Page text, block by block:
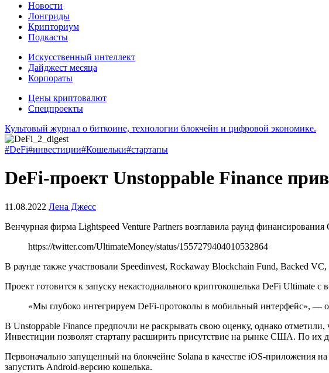
Новости
Лонгриды
Крипториум
Подкасты
Искусственный интеллект
Дайджест месяца
Корпораты
Цены криптовалют
Спецпроекты
Культовый журнал о биткоине, технологии блокчейн и цифровой экономике.
#DeFi#инвестиции#Кошельки#стартапы
DeFi-проект Unstoppable Finance
11.08.2022 Лена Джесс
Венчурная фирма Lightspeed Venture Partners возглавила раунд
https://twitter.com/UltimateMoney/status/1557279404010532864
В раунде также участвовали Speedinvest, Rockaway Blockchain Fund, Backed
Проект готовится к запуску некастодиального криптокошелька DeFi
«Мы глубоко интегрируем DeFi-протоколы в мобильный интерфейс», —
В Unstoppable Finance предпочли не раскрывать свою оценку, однако
Инвестиции позволят стартапу расширить присутствие на рынке США. По их
Первоначально запущенный на блокчейне Solana в качестве iOS-приложения
запустить Android-версию кошелька.